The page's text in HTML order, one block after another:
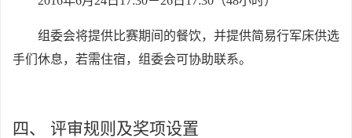
组委会将提供比赛期间的餐饮，并提供简易行军床供选
手们休息，若需住宿，组委会可协助联系。
四、 评审规则及奖项设置